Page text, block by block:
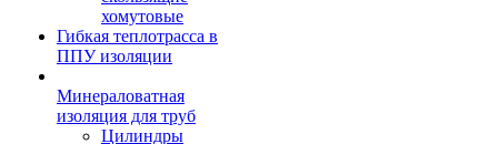
хомутовые
Гибкая теплотрасса в
ППУ изоляции
Минераловатная
изоляция для труб
Цилиндры